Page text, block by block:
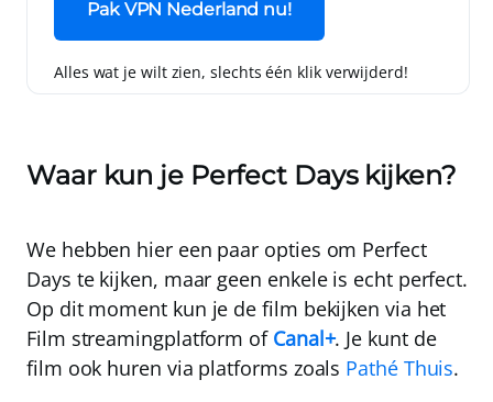
Pak VPN Nederland nu!
Alles wat je wilt zien, slechts één klik verwijderd!
Waar kun je Perfect Days kijken?
We hebben hier een paar opties om Perfect
Days te kijken, maar geen enkele is echt perfect.
Op dit moment kun je de film bekijken via het
Film streamingplatform of Canal+. Je kunt de
film ook huren via platforms zoals Pathé Thuis.